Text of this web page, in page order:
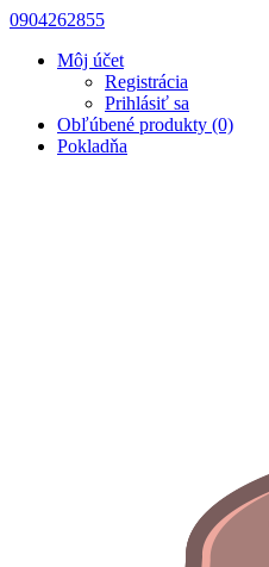
0904262855
Môj účet
Registrácia
Prihlásiť sa
Obľúbené produkty (0)
Pokladňa